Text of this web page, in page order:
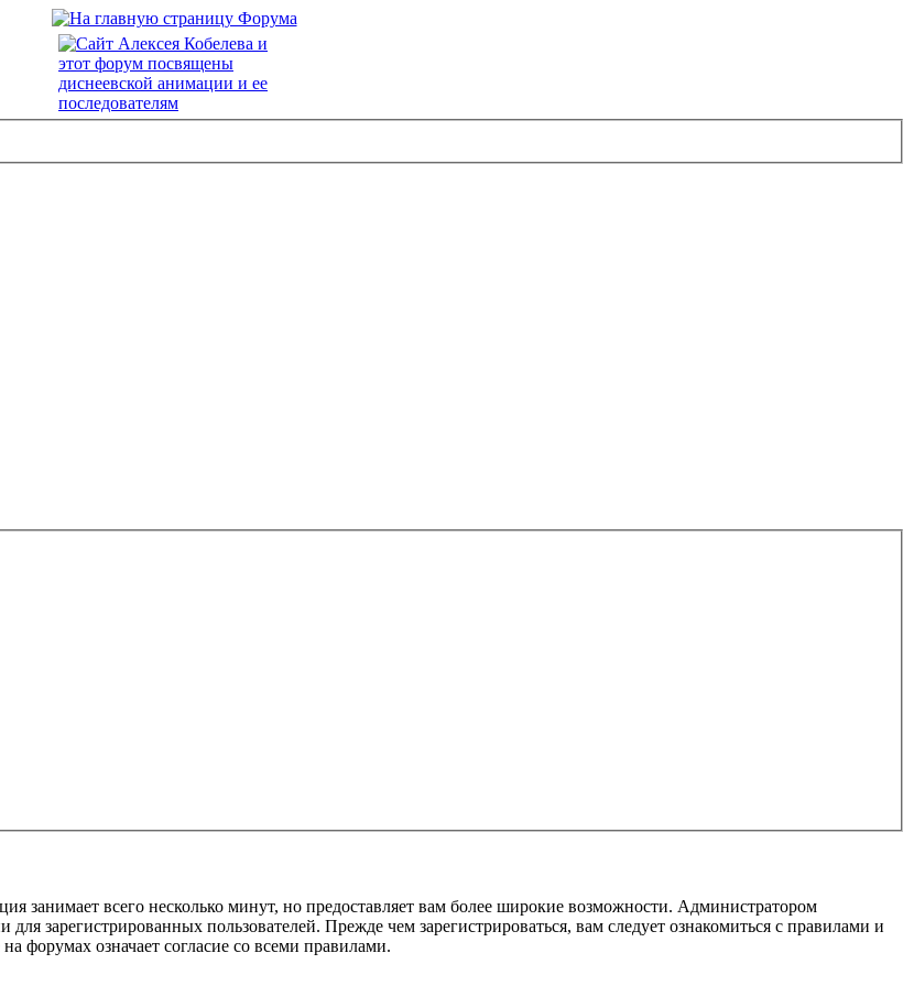
занимает всего несколько минут, но предоставляет вам более широкие возможности. Администратором
зарегистрированных пользователей. Прежде чем зарегистрироваться, вам следует ознакомиться с правилами и
форумах означает согласие со всеми правилами.